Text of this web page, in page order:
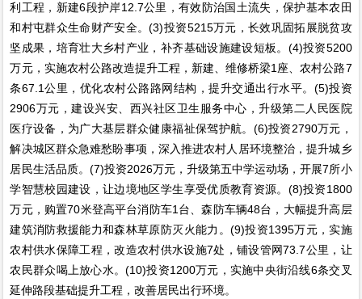
利工程，新建6段护岸12.7公里，有效防治国土流失，保护基本农田
和村屯群众生命财产安全。(3)投资5215万元，长效巩固拓展脱贫攻
坚成果，培育壮大乡村产业，补齐基础设施建设短板。(4)投资5200
万元，实施农村公路改造提升工程，新建、维修桥梁1座、农村公路7
条67.1公里，优化农村公路路网结构，提升交通出行水平。(5)投资
2906万元，建设兴安、西兴社区卫生服务中心，升级第二人民医院
医疗设备，为广大基层群众健康福祉保驾护航。(6)投资2790万元，
解决城区群众急难愁盼事项，深入推进农村人居环境整治，提升城乡
居民生活品质。(7)投资2026万元，升级第五中学运动场，开展7所小
学智慧校园建设，让边境地区学生享受优质教育资源。(8)投资1800
万元，购置70米登高平台消防车1台、森防车辆48台，大幅提升高层
建筑消防救援能力和森林草原防灭火能力。(9)投资1395万元，实施
农村供水保障工程，改造农村供水设施7处，铺设管网73.7公里，让
农民群众喝上放心水。(10)投资1200万元，实施中央街沿线6条交叉
延伸路段基础提升工程，改善居民出行环境。